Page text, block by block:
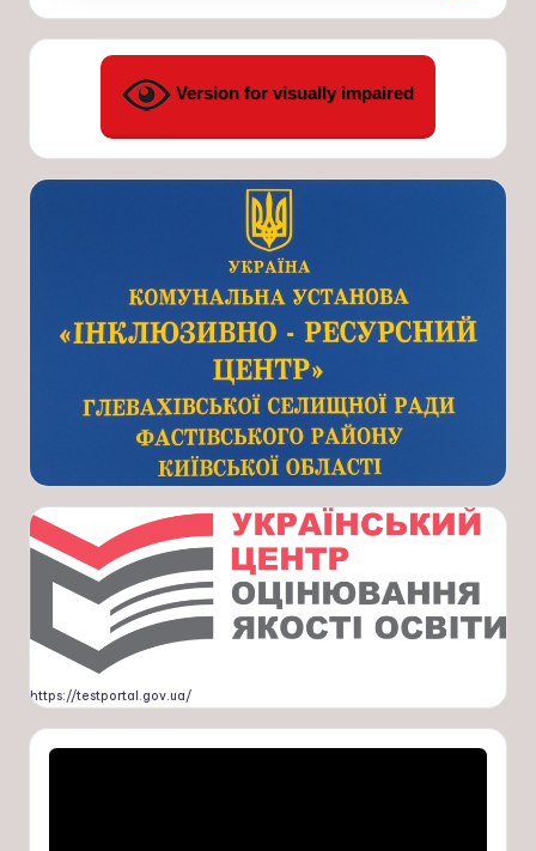
Version for visually impaired
https://testportal.gov.ua/